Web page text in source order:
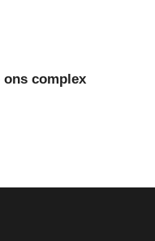
ons complex